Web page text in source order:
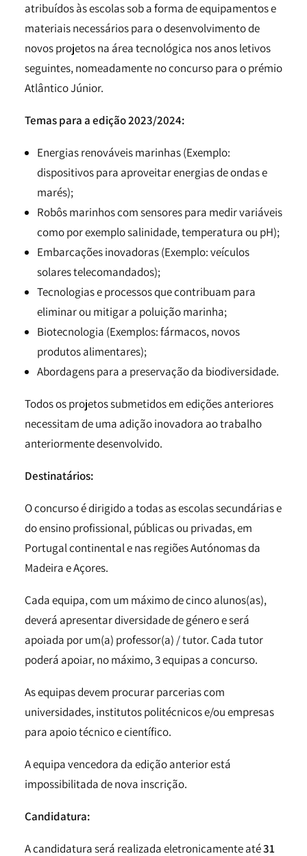
atribuídos às escolas sob a forma de equipamentos e
materiais necessários para o desenvolvimento de
novos projetos na área tecnológica nos anos letivos
seguintes, nomeadamente no concurso para o prémio
Atlântico Júnior.
Temas para a edição 2023/2024:
Energias renováveis marinhas (Exemplo:
dispositivos para aproveitar energias de ondas e
marés);
Robôs marinhos com sensores para medir variáveis
como por exemplo salinidade, temperatura ou pH);
Embarcações inovadoras (Exemplo: veículos
solares telecomandados);
Tecnologias e processos que contribuam para
eliminar ou mitigar a poluição marinha;
Biotecnologia (Exemplos: fármacos, novos
produtos alimentares);
Abordagens para a preservação da biodiversidade.
Todos os projetos submetidos em edições anteriores
necessitam de uma adição inovadora ao trabalho
anteriormente desenvolvido.
Destinatários:
O concurso é dirigido a todas as escolas secundárias e
do ensino profissional, públicas ou privadas, em
Portugal continental e nas regiões Autónomas da
Madeira e Açores.
Cada equipa, com um máximo de cinco alunos(as),
deverá apresentar diversidade de género e será
apoiada por um(a) professor(a) / tutor. Cada tutor
poderá apoiar, no máximo, 3 equipas a concurso.
As equipas devem procurar parcerias com
universidades, institutos politécnicos e/ou empresas
para apoio técnico e científico.
A equipa vencedora da edição anterior está
impossibilitada de nova inscrição.
Candidatura:
A candidatura será realizada eletronicamente até31